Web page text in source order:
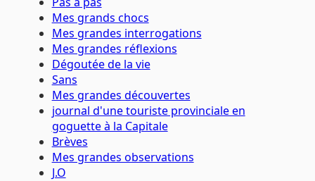
Mes grands chocs
Mes grandes interrogations
Mes grandes réflexions
Dégoutée de la vie
Sans
Mes grandes découvertes
journal d'une touriste provinciale en
goguette à la Capitale
Brèves
Mes grandes observations
J.O